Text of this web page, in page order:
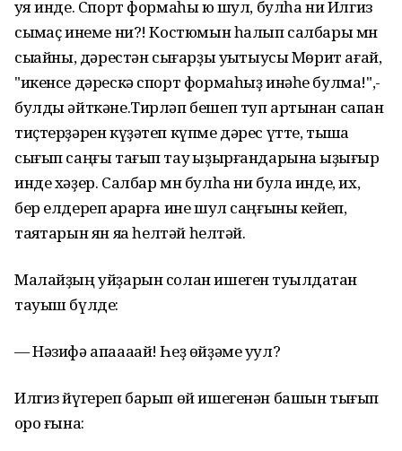
ҡуя инде. Спорт формаһы юҡ шул, булһа ни Илгиз
сыҡмаҫ инеме ни?! Костюмын һалып салбары мн
сыҡҡайны, дәрестән сығарҙы уҡытыусы Мөрит ағай,
"икенсе дәрескә спорт формаһыҙ инәһе булма!",-
булды әйткәне.Тирләп бешеп туп артынан сапҡан
тиҫтерҙәрен күҙәтеп күпме дәрес үтте, тышҡа
сығып саңғы тағып тау ҡыҙырғандарына ҡыҙығыр
инде хәҙер. Салбар мн булһа ни була инде, их,
бер елдереп ҡарарға ине шул саңғыны кейеп,
таяҡтарын ян яҡҡа һелтәй һелтәй.
Малайҙың уйҙарын солан ишеген туҡылдатҡан
тауыш бүлде:
— Нәзифә апаааай! Һеҙ өйҙәме уул?
Илгиз йүгереп барып өй ишегенән башын тығып
ҡоро ғына: